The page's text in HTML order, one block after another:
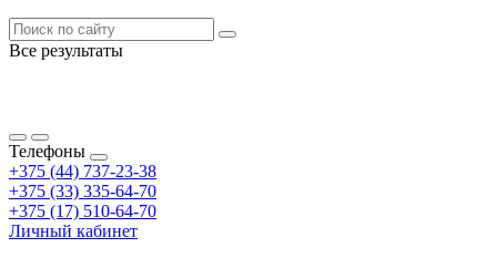
Все результаты
Телефоны
+375 (44) 737-23-38
+375 (33) 335-64-70
+375 (17) 510-64-70
Личный кабинет